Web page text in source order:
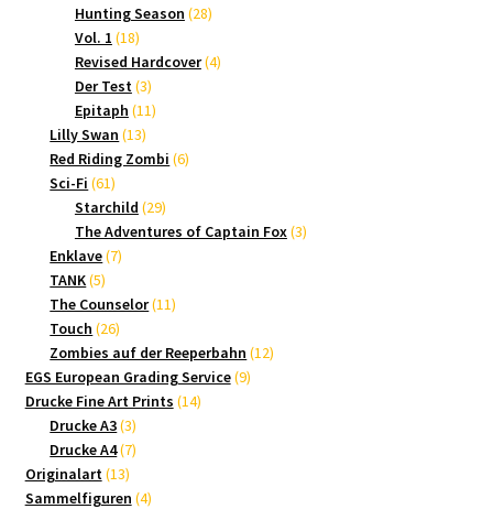
Produkte
Hunting Season 2828
Vol. 1 1818
Produkte
Revised Hardcover 44
Der Test 33
Produkte
Epitaph 1111
Lilly Swan 1313
Produkte
Red Riding Zombi 66
Sci-Fi 6161
Produkte
Starchild 2929
Produkte
The Adventures of Captain Fox 33
Enklave 77
TANK 55
Produkte
The Counselor 1111
Touch 2626
Produkte
Zombies auf der Reeperbahn 1212
EGS European Grading Service 99
Drucke Fine Art Prints 1414
Drucke A3 33
Produkte
Drucke A4 77
Originalart 1313
Produkte
Sammelfiguren 44